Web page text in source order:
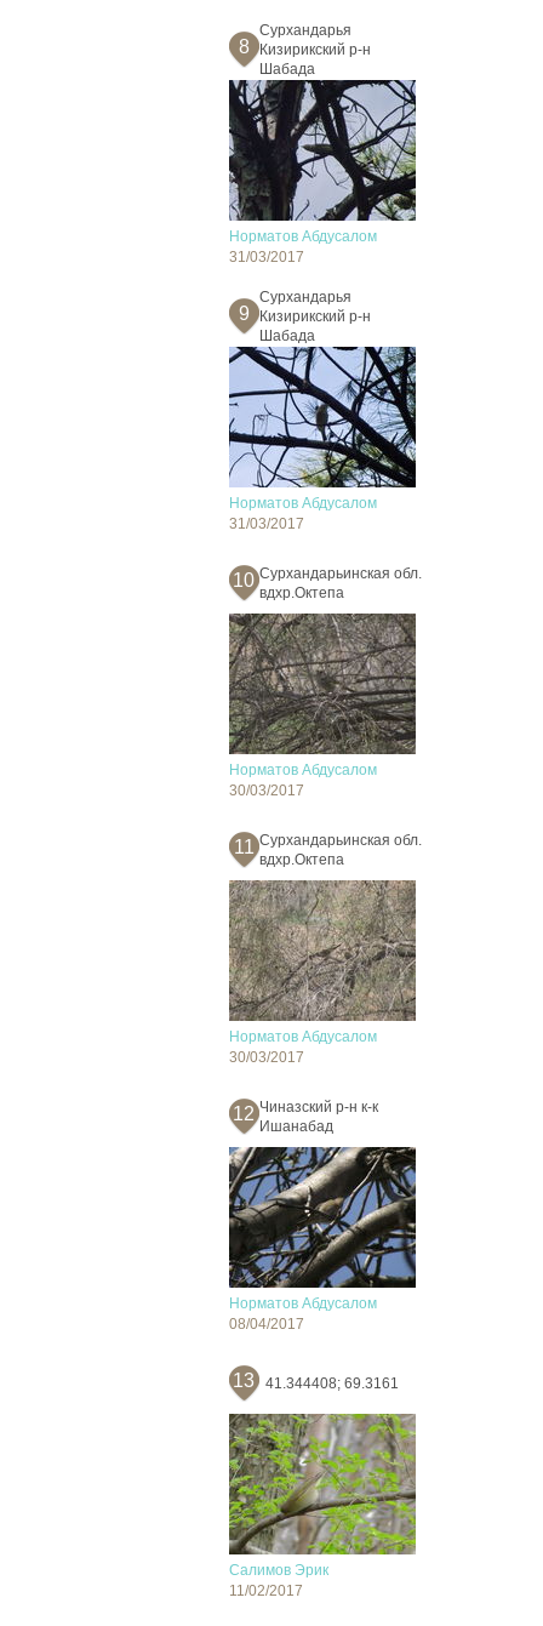
8
Сурхандарья
Кизирикский р-н
Шабада
Норматов Абдусалом
31/03/2017
9
Сурхандарья
Кизирикский р-н
Шабада
Норматов Абдусалом
31/03/2017
10 Сурхандарьинская обл.
вдхр.Октепа
Норматов Абдусалом
30/03/2017
11 Сурхандарьинская обл.
вдхр.Октепа
Норматов Абдусалом
30/03/2017
12 Чиназский р-н к-к
Ишанабад
Норматов Абдусалом
08/04/2017
13 41.344408; 69.3161
Салимов Эрик
11/02/2017